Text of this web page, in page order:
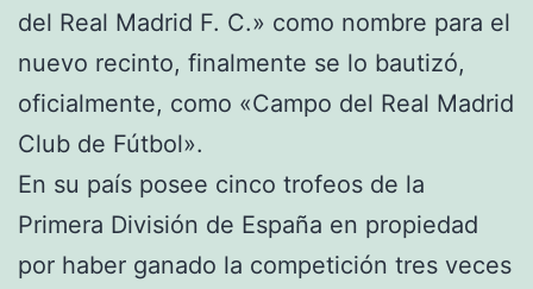
del Real Madrid F. C.» como nombre para el
nuevo recinto, finalmente se lo bautizó,
oficialmente, como «Campo del Real Madrid
Club de Fútbol».
En su país posee cinco trofeos de la
Primera División de España en propiedad
por haber ganado la competición tres veces